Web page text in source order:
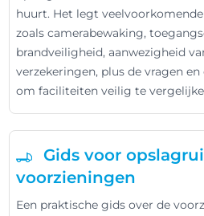
huurt. Het legt
zoals camerabewaking,
brandveiligheid, aanwezigheid
verzekeringen, plus de vragen
om faciliteiten veilig te
Gids voor
voorzieningen
Een praktische gids over de